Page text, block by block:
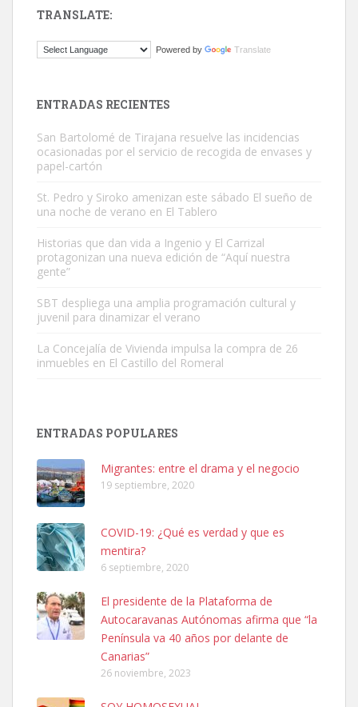
Este gato macho ha aparecido en la calle hace menos de un mes,
Busco adopción responsable para mi perra. Pastor alemán,
hembra, 4 años. Por motivos personales ...
Leales.org » Gran Canaria
Leales.org » Gran Canaria
Ninfa perdida
El día 5 se los perdió una ninfa papillera, asustada tiene miedo a la
calle, se perdió por la zon...
Leales.org » Gran Canaria
6.7.2025
TRANSLATE:
Powered by Translate
ENTRADAS RECIENTES
San Bartolomé de Tirajana resuelve las incidencias
ocasionadas por el servicio de recogida de envases y
papel-cartón
St. Pedro y Siroko amenizan este sábado El sueño de
una noche de verano en El Tablero
Historias que dan vida a Ingenio y El Carrizal
protagonizan una nueva edición de “Aquí nuestra
gente”
SBT despliega una amplia programación cultural y
juvenil para dinamizar el verano
La Concejalía de Vivienda impulsa la compra de 26
inmuebles en El Castillo del Romeral
ENTRADAS POPULARES
Migrantes: entre el drama y el negocio
19 septiembre, 2020
COVID-19: ¿Qué es verdad y que es
mentira?
6 septiembre, 2020
El presidente de la Plataforma de
Autocaravanas Autónomas afirma que “la
Península va 40 años por delante de
Canarias”
26 noviembre, 2023